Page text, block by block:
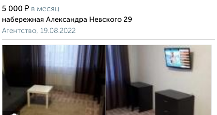
5 000 ₽ в месяц
набережная Александра Невского 29
Агентство, 19.08.2022